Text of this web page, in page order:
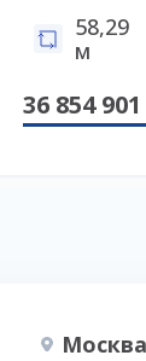
58,29
м
36 854 901
Москва